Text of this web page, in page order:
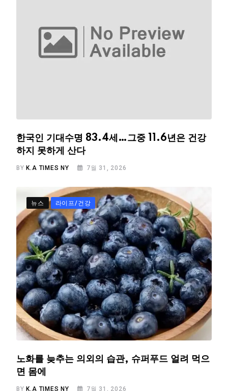
한국인 기대수명 83.4세…그중 11.6년은 건강
하지 못하게 산다
BY K.A TIMES NY 7월 31, 2026
뉴스 라이프/건강
노화를 늦추는 의외의 습관, 슈퍼푸드 얼려 먹으
면 몸에
BYK.A TIMES NY 7월 31, 2026